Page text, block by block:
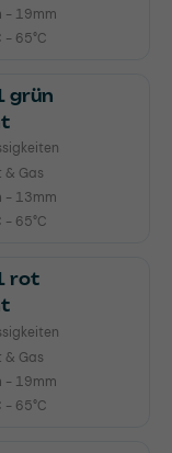
- 19mm
- 65°C
grün
- 13mm
- 65°C
rot
- 19mm
- 65°C